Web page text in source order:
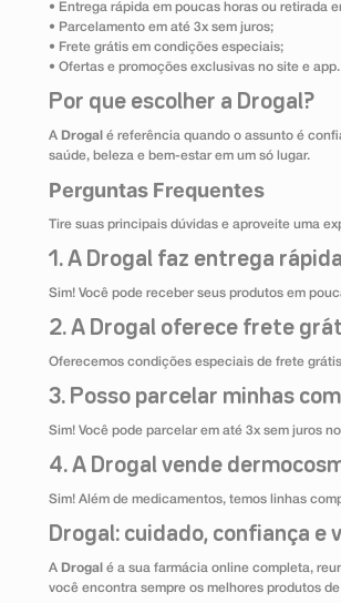
• Entrega rápida em poucas horas ou retirada
• Parcelamento em até 3x sem juros;
• Frete grátis em condições especiais;
• Ofertas e promoções exclusivas no site e app.
Por que escolher a Drogal?
A Drogal é referência quando o assunto é
saúde, beleza e bem-estar em um só lugar.
Perguntas Frequentes
Tire suas principais dúvidas e aproveite uma
1. A Drogal faz entrega
Sim! Você pode receber seus produtos em
2. A Drogal oferece frete
Oferecemos condições especiais de frete
3. Posso parcelar minhas
Sim! Você pode parcelar em até 3x sem juros
4. A Drogal vende
Sim! Além de medicamentos, temos linhas
Drogal: cuidado, confiança e
A Drogal é a sua farmácia online completa,
você encontra sempre os melhores produtos